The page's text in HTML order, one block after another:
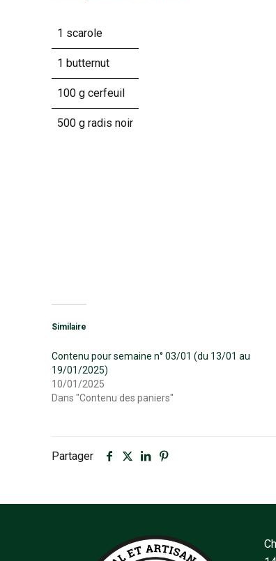
1 scarole
1 butternut
100 g cerfeuil
500 g radis noir
Similaire
Contenu pour semaine n° 03/01 (du 13/01 au
19/01/2025)
10/01/2025
Dans "Contenu des paniers"
Partager